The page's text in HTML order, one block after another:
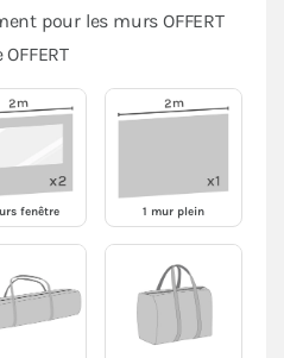
pour les murs OFFERT
fenêtre 1 mur plein